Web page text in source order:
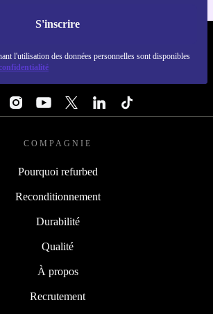
S'inscrire
l'utilisation des données personnelles sont disponibles
COMPAGNIE
Pourquoi refurbed
Reconditionnement
Durabilité
Qualité
À propos
Recrutement